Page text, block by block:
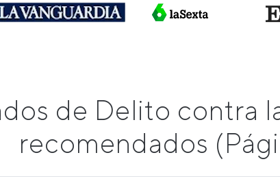
de Delito contra
recomendados